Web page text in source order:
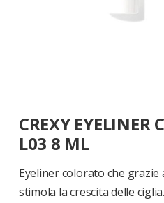
all'inizio
della
galleria
di
immagini
CREXY EYELINER
L03 8 ML
Eyeliner colorato che
stimola la crescita delle ciglia.